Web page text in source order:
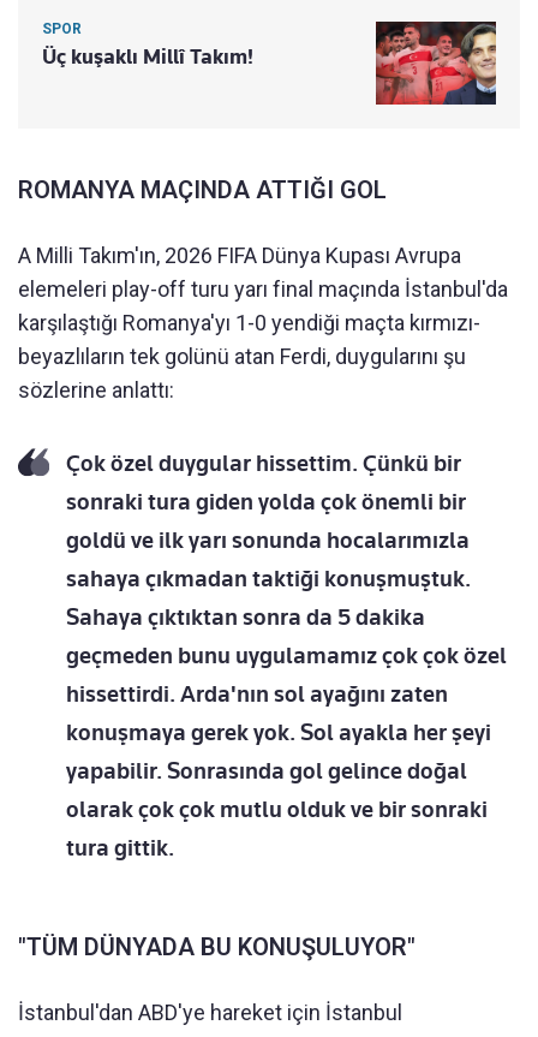
SPOR
Üç kuşaklı Millî Takım!
ROMANYA MAÇINDA ATTIĞI GOL
A Milli Takım'ın, 2026 FIFA Dünya Kupası Avrupa
elemeleri play-off turu yarı final maçında İstanbul'da
karşılaştığı Romanya'yı 1-0 yendiği maçta kırmızı-
beyazlıların tek golünü atan Ferdi, duygularını şu
sözlerine anlattı:
Çok özel duygular hissettim. Çünkü bir
sonraki tura giden yolda çok önemli bir
goldü ve ilk yarı sonunda hocalarımızla
sahaya çıkmadan taktiği konuşmuştuk.
Sahaya çıktıktan sonra da 5 dakika
geçmeden bunu uygulamamız çok çok özel
hissettirdi. Arda'nın sol ayağını zaten
konuşmaya gerek yok. Sol ayakla her şeyi
yapabilir. Sonrasında gol gelince doğal
olarak çok çok mutlu olduk ve bir sonraki
tura gittik.
"TÜM DÜNYADA BU KONUŞULUYOR"
İstanbul'dan ABD'ye hareket için İstanbul